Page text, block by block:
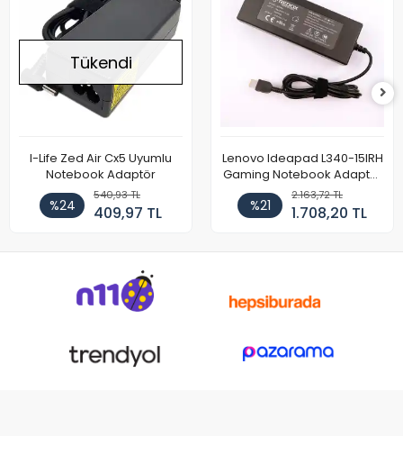
Tükendi
I-Life Zed Air Cx5 Uyumlu
Notebook Adaptör
%24
540,93 TL
409,97 TL
Lenovo Ideapad L340-15IRH
Gaming Notebook Adaptör
Cihazı Şarj Aleti (150W)
%21
2.163,72 TL
1.708,20 TL